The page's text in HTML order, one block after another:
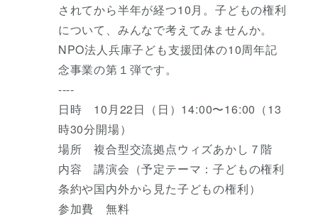
されてから半年が経つ10月。子どもの権利
について、みんなで考えてみませんか。
NPO法人兵庫子ども支援団体の10周年記
念事業の第１弾です。
----
日時 10月22日（日）14:00〜16:00（13
時30分開場）
場所 複合型交流拠点ウィズあかし７階
内容 講演会（予定テーマ：子どもの権利
条約や国内外から見た子どもの権利）
参加費 無料